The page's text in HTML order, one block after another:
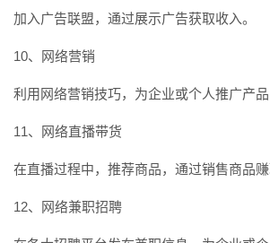
加入广告联盟，通过展示广告获取收入。
10、网络营销
利用网络营销技巧，为企业或个人推广产品
11、网络直播带货
在直播过程中，推荐商品，通过销售商品赚
12、网络兼职招聘